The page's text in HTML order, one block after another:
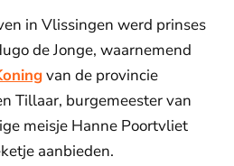
in Vlissingen werd prinses
de Jonge, waarnemend
van de provincie
Tillaar, burgemeester van
meisje Hanne Poortvliet
aanbieden.